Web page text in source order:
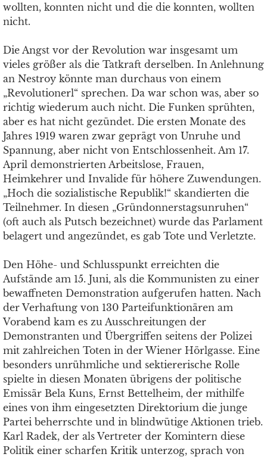
wollten, konnten nicht und die die konnten, wollten
nicht.
Die Angst vor der Revolution war insgesamt um
vieles größer als die Tatkraft derselben. In Anlehnung
an Nestroy könnte man durchaus von einem
„Revolutionerl“ sprechen. Da war schon was, aber so
richtig wiederum auch nicht. Die Funken sprühten,
aber es hat nicht gezündet. Die ersten Monate des
Jahres 1919 waren zwar geprägt von Unruhe und
Spannung, aber nicht von Entschlossenheit. Am 17.
April demonstrierten Arbeitslose, Frauen,
Heimkehrer und Invalide für höhere Zuwendungen.
„Hoch die sozialistische Republik!“ skandierten die
Teilnehmer. In diesen „Gründonnerstagsunruhen“
(oft auch als Putsch bezeichnet) wurde das Parlament
belagert und angezündet, es gab Tote und Verletzte.
Den Höhe- und Schlusspunkt erreichten die
Aufstände am 15. Juni, als die Kommunisten zu einer
bewaffneten Demonstration aufgerufen hatten. Nach
der Verhaftung von 130 Parteifunktionären am
Vorabend kam es zu Ausschreitungen der
Demonstranten und Übergriffen seitens der Polizei
mit zahlreichen Toten in der Wiener Hörlgasse. Eine
besonders unrühmliche und sektiererische Rolle
spielte in diesen Monaten übrigens der politische
Emissär Bela Kuns, Ernst Bettelheim, der mithilfe
eines von ihm eingesetzten Direktorium die junge
Partei beherrschte und in blindwütige Aktionen trieb.
Karl Radek, der als Vertreter der Komintern diese
Politik einer scharfen Kritik unterzog, sprach von